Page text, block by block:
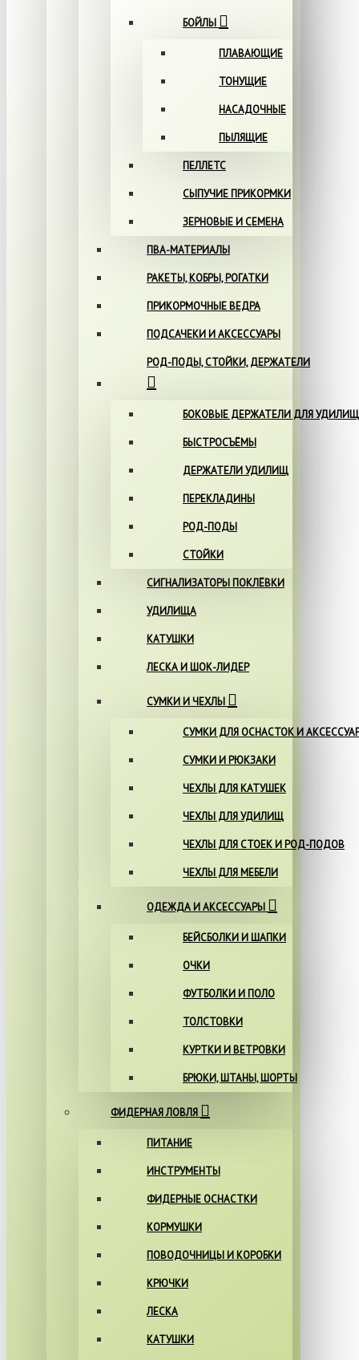
БОЙЛЫ
ПЛАВАЮЩИЕ
ТОНУЩИЕ
НАСАДОЧНЫЕ
ПЫЛЯЩИЕ
ПЕЛЛЕТС
СЫПУЧИЕ ПРИКОРМКИ
ЗЕРНОВЫЕ И СЕМЕНА
ПВА-МАТЕРИАЛЫ
РАКЕТЫ, КОБРЫ, РОГАТКИ
ПРИКОРМОЧНЫЕ ВЕДРА
ПОДСАЧЕКИ И АКСЕССУАРЫ
РОД-ПОДЫ, СТОЙКИ, ДЕРЖАТЕЛИ
БОКОВЫЕ ДЕРЖАТЕЛИ ДЛЯ УДИЛИЩ
БЫСТРОСЪЁМЫ
ДЕРЖАТЕЛИ УДИЛИЩ
ПЕРЕКЛАДИНЫ
РОД-ПОДЫ
СТОЙКИ
СИГНАЛИЗАТОРЫ ПОКЛЁВКИ
УДИЛИЩА
КАТУШКИ
ЛЕСКА И ШОК-ЛИДЕР
СУМКИ И ЧЕХЛЫ
СУМКИ ДЛЯ ОСНАСТОК И
СУМКИ И РЮКЗАКИ
ЧЕХЛЫ ДЛЯ КАТУШЕК
ЧЕХЛЫ ДЛЯ УДИЛИЩ
ЧЕХЛЫ ДЛЯ СТОЕК И РОД-ПОДОВ
ЧЕХЛЫ ДЛЯ МЕБЕЛИ
ОДЕЖДА И АКСЕССУАРЫ
БЕЙСБОЛКИ И ШАПКИ
ОЧКИ
ФУТБОЛКИ И ПОЛО
ТОЛСТОВКИ
КУРТКИ И ВЕТРОВКИ
БРЮКИ, ШТАНЫ, ШОРТЫ
ФИДЕРНАЯ ЛОВЛЯ
ПИТАНИЕ
ИНСТРУМЕНТЫ
ФИДЕРНЫЕ ОСНАСТКИ
КОРМУШКИ
ПОВОДОЧНИЦЫ И КОРОБКИ
КРЮЧКИ
ЛЕСКА
КАТУШКИ